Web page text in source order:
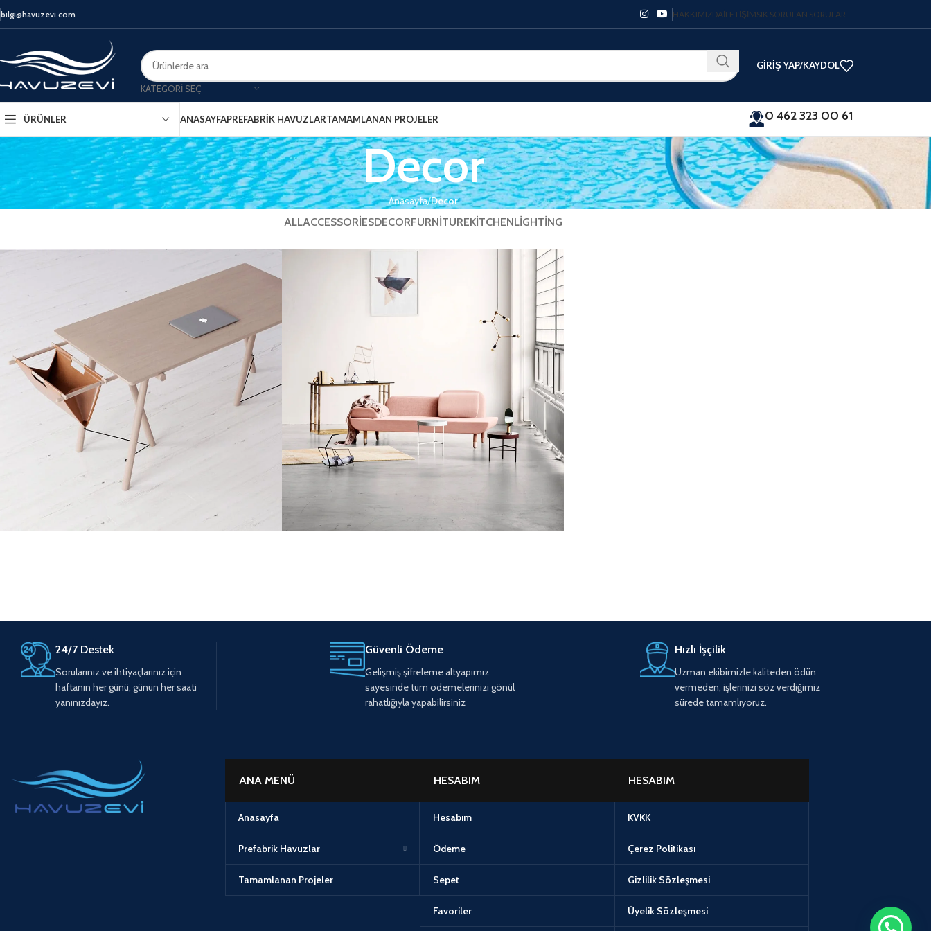
bilgi@havuzevi.com HAKKIMIZDAİLETIŞIMSIK SORULAN SORULAR
KATEGORI SEÇ
GIRIŞ YAP/KAYDOL
ÜRÜNLER ANASAYFAPREFABRIK HAVUZLARTAMAMLANAN PROJELER 0 462 323 00 61
Decor
Anasayfa Decor
ALLACCESSORIESDECORFURNITUREKITCHENLIGHTING
24/7 Destek
Sorularınız ve ihtiyaçlarınız için
haftanın her günü, günün her saati
yanınızdayız.
Güvenli Ödeme
Gelişmiş şifreleme altyapımız
sayesinde tüm ödemelerinizi gönül
rahatlığıyla yapabilirsiniz
Hızlı İşçilik
Uzman ekibimizle kaliteden ödün
vermeden, işlerinizi söz verdiğimiz
sürede tamamlıyoruz.
ANA MENÜ
Anasayfa
Prefabrik Havuzlar
Tamamlanan Projeler
HESABIM
Hesabım
Ödeme
Sepet
Favoriler
HESABIM
KVKK
Çerez Politikası
Gizlilik Sözleşmesi
Üyelik Sözleşmesi